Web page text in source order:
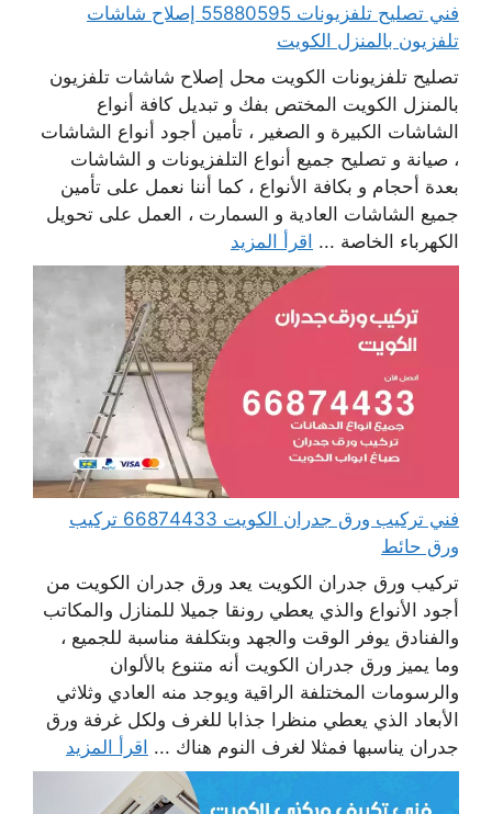
فني تصليح تلفزيونات 55880595 إصلاح شاشات
تلفزيون بالمنزل الكويت
تصليح تلفزيونات الكويت محل إصلاح شاشات تلفزيون
بالمنزل الكويت المختص بفك و تبديل كافة أنواع
الشاشات الكبيرة و الصغير ، تأمين أجود أنواع الشاشات
، صيانة و تصليح جميع أنواع التلفزيونات و الشاشات
بعدة أحجام و بكافة الأنواع ، كما أننا نعمل على تأمين
جميع الشاشات العادية و السمارت ، العمل على تحويل
الكهرباء الخاصة ... اقرأ المزيد
فني تركيب ورق جدران الكويت 66874433 تركيب
ورق حائط
تركيب ورق جدران الكويت يعد ورق جدران الكويت من
أجود الأنواع والذي يعطي رونقا جميلا للمنازل والمكاتب
والفنادق يوفر الوقت والجهد وبتكلفة مناسبة للجميع ،
وما يميز ورق جدران الكويت أنه متنوع بالألوان
والرسومات المختلفة الراقية ويوجد منه العادي وثلاثي
الأبعاد الذي يعطي منظرا جذابا للغرف ولكل غرفة ورق
جدران يناسبها فمثلا لغرف النوم هناك ... اقرأ المزيد